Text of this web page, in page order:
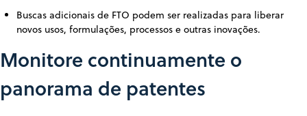
Buscas adicionais de FTO podem ser realizadas para liberar
novos usos, formulações, processos e outras inovações.
Monitore continuamente o
panorama de patentes